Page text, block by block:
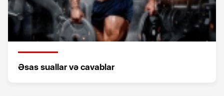
Əsas suallar və cavablar